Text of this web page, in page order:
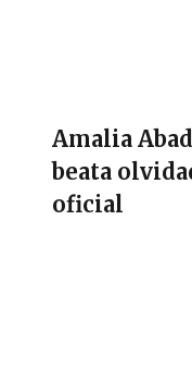
Amalia
beata
oficial